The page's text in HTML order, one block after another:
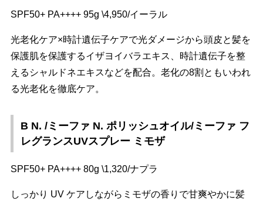
SPF50+ PA++++ 95g \4,950/イーラル
光老化ケア×時計遺伝子ケアで光ダメージから頭皮と髪を
保護肌を保護するイザヨイバラエキス、時計遺伝子を整
えるシャルドネエキスなどを配合。老化の8割ともいわれ
る光老化を徹底ケア。
B N. /ミーファ N. ポリッシュオイル/ミーファ フ
レグランスUVスプレー ミモザ
SPF50+ PA++++ 80g \1,320/ナプラ
しっかり UV ケアしながらミモザの香りで甘爽やかに髪